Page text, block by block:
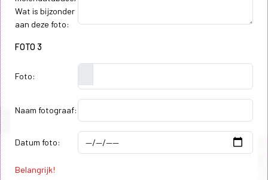
Wat is bijzonder
aan deze foto:
FOTO 3
Foto:
Naam fotograaf:
Datum foto:
Belangrijk!